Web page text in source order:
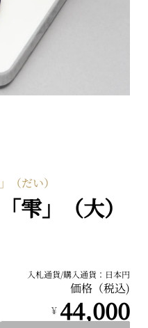
（だい）
雫」（大）
入札通貨/購入通貨：日本円
価格（税込)
¥ 44,000